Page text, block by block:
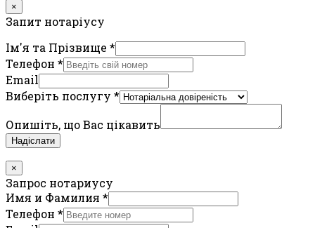
×
Запит нотаріусу
Ім'я та Прізвище *
Телефон *
Email
Виберіть послугу *
Опишіть, що Вас цікавить
Надіслати
×
Запрос нотариусу
Имя и Фамилия *
Телефон *